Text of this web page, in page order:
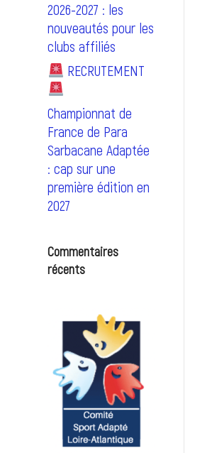
2026-2027 : les
nouveautés pour les
clubs affiliés
RECRUTEMENT
Championnat de
France de Para
Sarbacane Adaptée
: cap sur une
première édition en
2027
Commentaires
récents